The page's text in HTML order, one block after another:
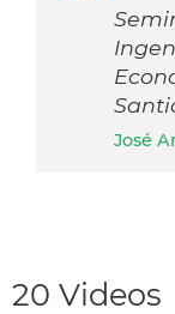
José
20 Videos